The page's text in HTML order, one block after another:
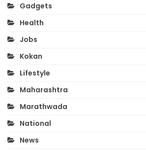
Gadgets
Health
Jobs
Kokan
Lifestyle
Maharashtra
Marathwada
National
News